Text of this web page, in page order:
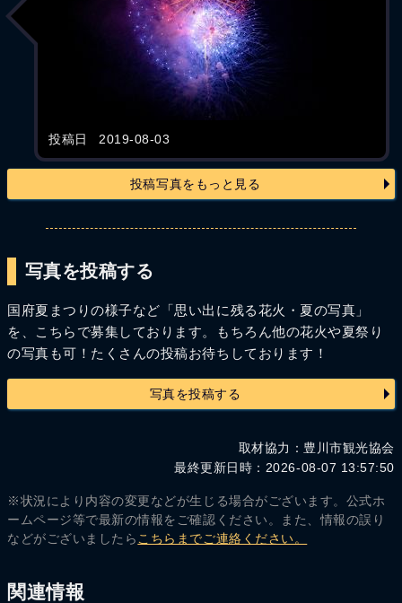
投稿日 2019-08-03
投稿写真をもっと見る
写真を投稿する
国府夏まつりの様子など「思い出に残る花火・夏の写真」
を、こちらで募集しております。もちろん他の花火や夏祭り
の写真も可！たくさんの投稿お待ちしております！
写真を投稿する
取材協力：豊川市観光協会
最終更新日時：2026-08-07 13:57:50
※状況により内容の変更などが生じる場合がございます。公式ホ
ームページ等で最新の情報をご確認ください。また、情報の誤り
などがございましたら こちらまでご連絡ください。
関連情報